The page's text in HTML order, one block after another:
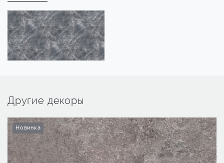
Другие декоры
Новинка